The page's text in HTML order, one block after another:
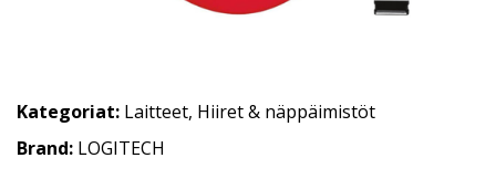
Kategoriat: Laitteet, Hiiret & näppäimistöt
Brand: LOGITECH